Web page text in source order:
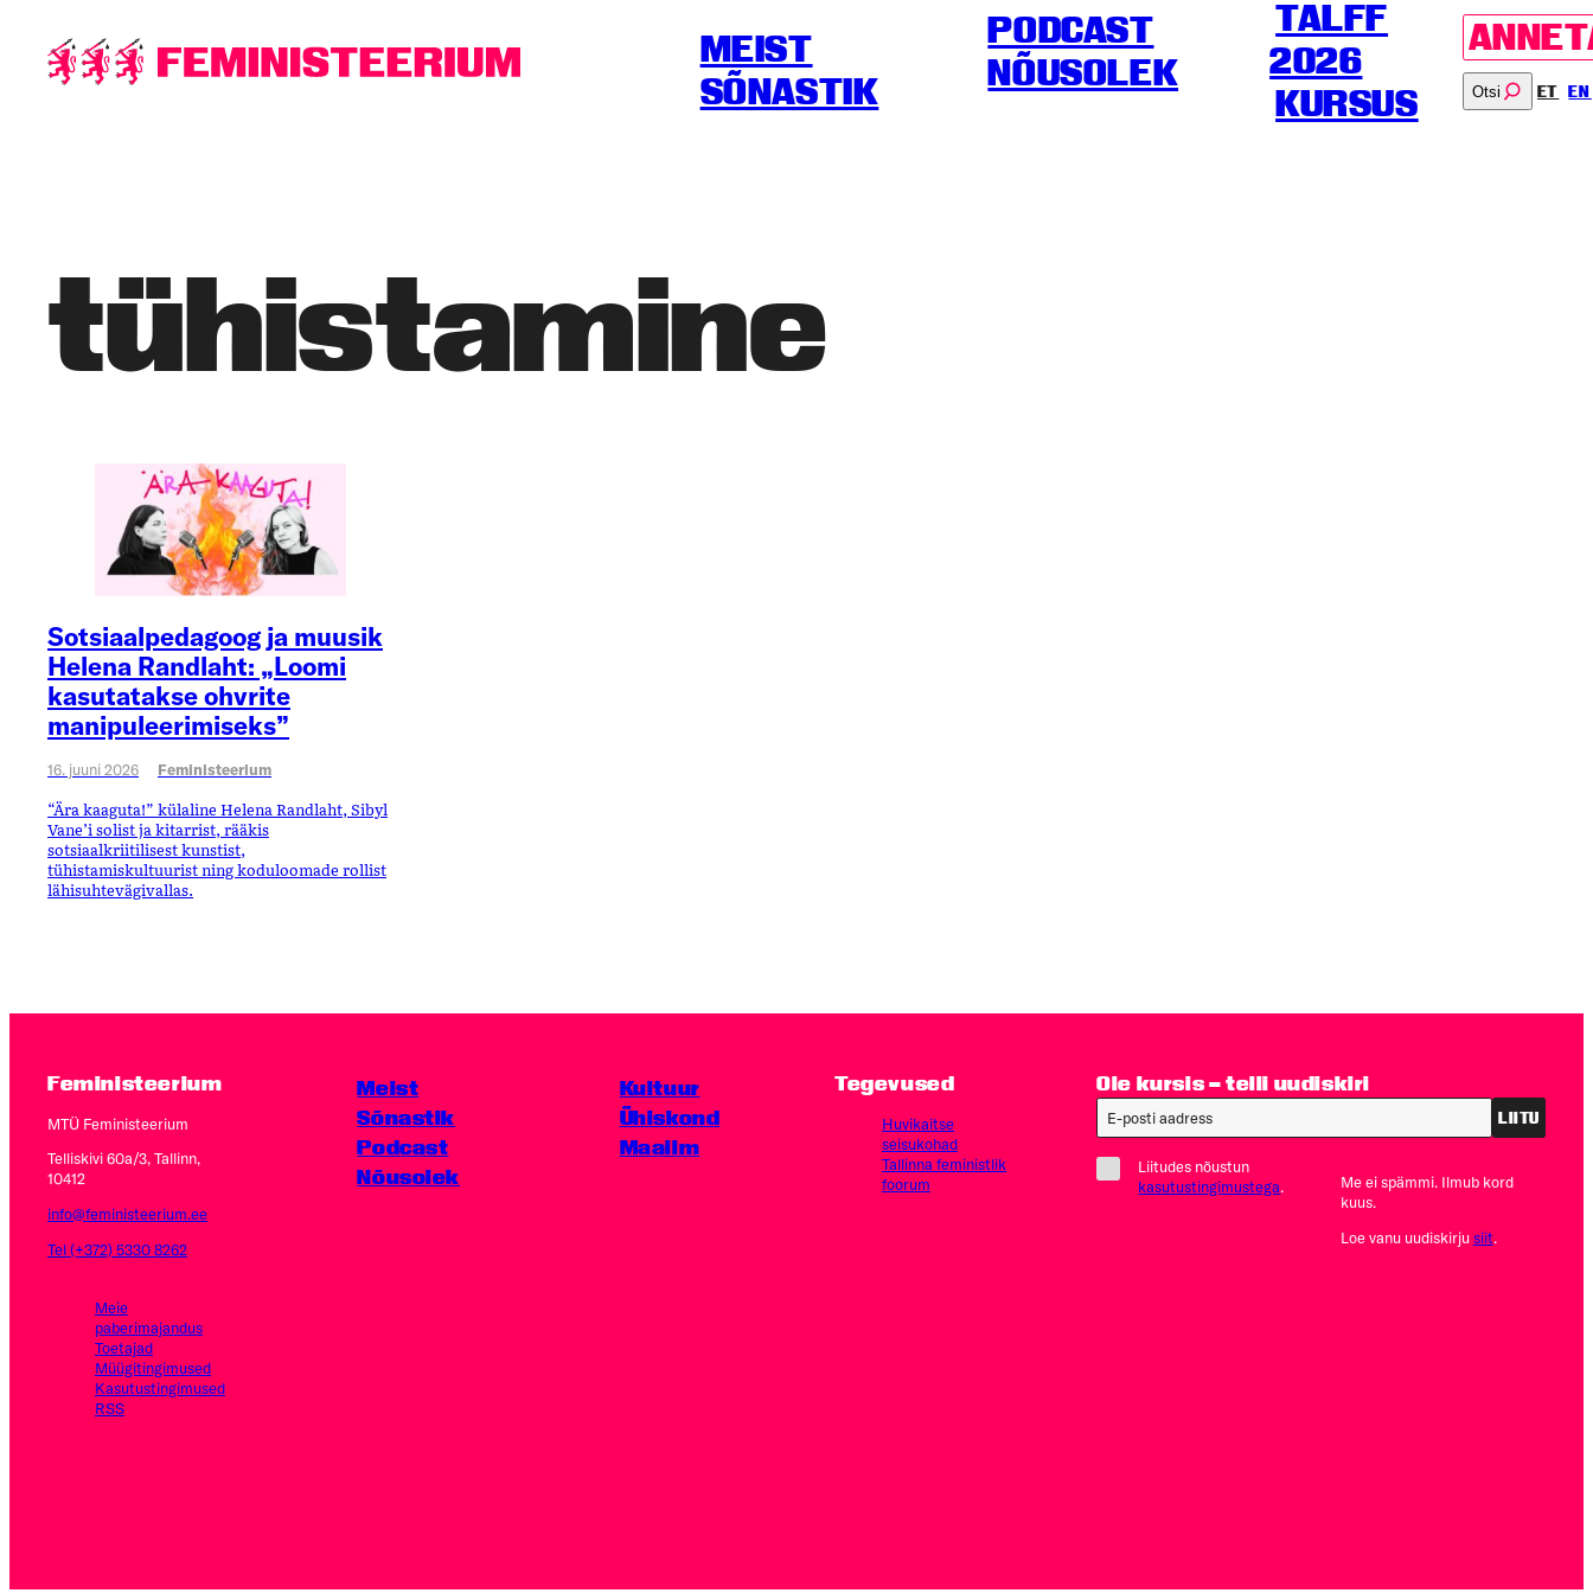
juurde
MEIST
SÕNASTIK
PODCAST
NÕUSOLEK
TALFF
2026
KURSUS
Otsi ET EN
tühistamine
Sotsiaalpedagoog ja muusik
Helena Randlaht: „Loomi
kasutatakse ohvrite
manipuleerimiseks”
16. juuni 2026 Feministeerium
“Ära kaaguta!” külaline Helena Randlaht, Sibyl
Vane’i solist ja kitarrist, rääkis
sotsiaalkriitilisest kunstist,
tühistamiskultuurist ning koduloomade rollist
lähisuhtevägivallas.
Feministeerium
MTÜ Feministeerium
Telliskivi 60a/3, Tallinn,
10412
info@feministeerium.ee
Tel (+372) 5330 8262
Meie
paberimajandus
Toetajad
Müügitingimused
Kasutus­tingimused
RSS
Meist
Sõnastik
Podcast
Nõusolek
Kultuur
Ühiskond
Maailm
Tegevused
Huvikaitse
seisukohad
Tallinna feministlik
foorum
Ole kursis – telli uudiskiri
LIITU
Liitudes nõustun
kasutustingimustega.
Me ei spämmi. Ilmub kord
kuus.
Loe vanu uudiskirjusiit.